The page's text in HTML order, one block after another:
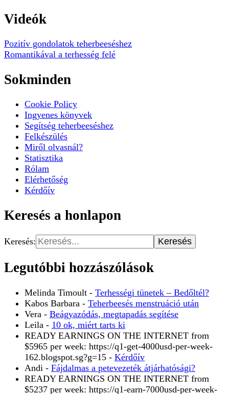
Videók
Pozitív gondolatok teherbeeséshez
Romantikával a terhesség felé
Sokminden
Cookie Policy
Ingyenes könyvek
Segítség teherbeeséshez
Felkészülés
Miről olvasnál?
Statisztika
Rólam
Elérhetőség
Kérdőív
Keresés a honlapon
Keresés:
Legutóbbi hozzászólások
Melinda Timoult - Terhességi tünetek – Bedőltél?
Kabos Barbara - Teherbeesés menstruáció után
Vera - Beágyazódás, megtapadás segítése
Leila - 10 ok, miért tarts ki
READY EARNINGS ON THE INTERNET from
$5965 per week: https://q1-get-4000usd-per-week-
162.blogspot.sg?g=15 - Kérdőív
Andi - Fájdalmas a petevezeték átjárhatósági?
READY EARNINGS ON THE INTERNET from
$5237 per week: https://q1-earn-7000usd-per-week-